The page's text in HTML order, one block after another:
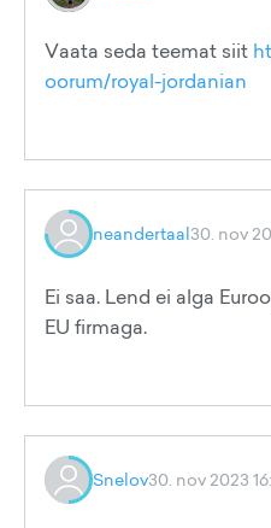
Vaata seda teemat siit
oorum/royal-jordanian
neandertaal30. nov
Ei saa. Lend ei alga
EU firmaga.
Snelov30. nov 2023